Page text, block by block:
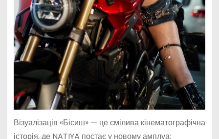
Візуалізація «Бісиш» — це смілива кінематографічна
історія, де NATIYA постає у новому амплуа: